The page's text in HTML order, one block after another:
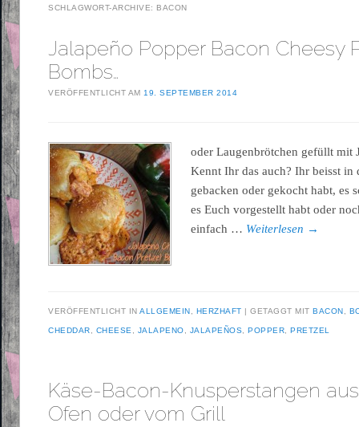
SCHLAGWORT-ARCHIVE: BACON
Jalapeño Popper Bacon Cheesy
Bombs…
VERÖFFENTLICHT AM19. SEPTEMBER 2014
oder Laugenbrötchen gefüllt mit
Kennt Ihr das auch? Ihr beisst in
gebacken oder gekocht habt, es
es Euch vorgestellt habt oder
einfach … Weiterlesen →
VERÖFFENTLICHT INALLGEMEIN HERZHAFT GETAGGT MITBACON
CHEDDAR CHEESE JALAPENO JALAPEÑOS ,POPPER ,PRETZEL
Käse-Bacon-Knusperstangen
Ofen oder vom Grill